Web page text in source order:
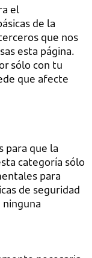
el
de la
que nos
esta página.
sólo con tu
que afecte
para que la
categoría sólo
para
de seguridad
ninguna